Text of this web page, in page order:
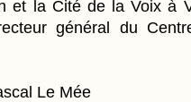
et la Cité de la Voix à
général du
Le Mée